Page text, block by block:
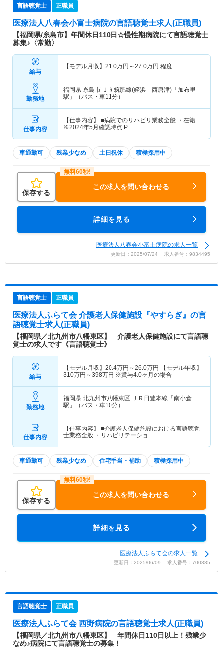
言語聴覚士 正職員
医療法人八春会小富士病院の言語聴覚士求人(正職員)
【福岡県/糸島市】年間休日110日☆慢性期病院にて言語聴覚士
募集♪〈常勤〉
給与
【モデル月収】 21.0万円～27.0万円 程度
勤務地
福岡県 糸島市 ＪＲ筑肥線(姪浜－西唐津)「加布里
駅」（バス・車11分）
仕事内容
【仕事内容】 ■病院でのリハビリ業務全般 ・在籍
※2024年5月確認時点 P…
車通勤可 残業少なめ 土日祝休 積極採用中
保存する
この求人を問い合わせる
詳細を見る
医療法人八春会小富士病院の求人一覧
更新日：2025/07/24 求人番号：9834495
言語聴覚士 正職員
医療法人ふらて会 介護老人保健施設『やすらぎ』 の言
語聴覚士求人(正職員)
【福岡県／北九州市八幡東区】 介護老人保健施設にて言語聴
覚士の求人です《言語聴覚士》
給与
【モデル月収】 20.4万円～26.0万円
【モデル年収】
310万円～398万円 ※賞与4.0ヶ月の場合
勤務地
福岡県 北九州市八幡東区 ＪＲ日豊本線「南小倉
駅」（バス・車10分）
仕事内容
【仕事内容】 ■介護老人保健施設における言語聴覚
士業務全般 ・リハビリテーショ…
車通勤可 残業少なめ 住宅手当・補助 積極採用中
保存する
この求人を問い合わせる
詳細を見る
医療法人ふらて会の求人一覧
更新日：2025/06/09 求人番号：700885
言語聴覚士 正職員
医療法人ふらて会 西野病院の言語聴覚士求人(正職員)
【福岡県／北九州市八幡東区】 年間休日110日以上！残業少
なめ♪病院にて言語聴覚士の募集！